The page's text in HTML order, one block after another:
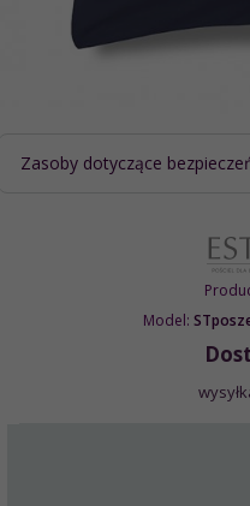
Zasoby dotyczące
Model: